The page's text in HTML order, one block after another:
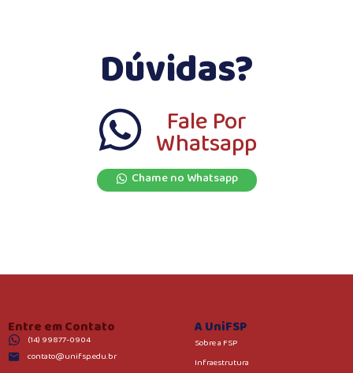
Dúvidas?
Fale Por
Whatsapp
Chame no Whatsapp
Entre em Contato
(14) 99877-0904
contato@unifsp.edu.br
A UniFSP
Sobre a FSP
Infraestrutura